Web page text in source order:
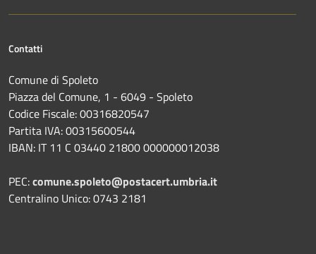
Contatti
Comune di Spoleto
Piazza del Comune, 1 - 6049 - Spoleto
Codice Fiscale: 00316820547
Partita IVA: 00315600544
IBAN: IT 11 C 03440 21800 000000012038
PEC:comune.spoleto@postacert.umbria.it
Centralino Unico: 0743 2181